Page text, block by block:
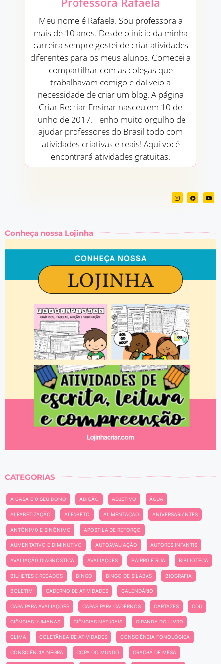
Meu nome é Rafaela. Sou professora a
mais de 10 anos. Desde o início da minha
carreira sempre gostei de criar atividades
diferentes para os meus alunos. Comecei a
compartilhar com as colegas que
trabalhavam comigo e daí veio a
necessidade de criar um blog. A página
Criar Recriar Ensinar nasceu em 10 de
junho de 2017. Tenho muito orgulho de
ajudar professores do Brasil todo com
atividades criativas e reais! Aqui você
encontrará atividades gratuitas.
Conheça nossa Lojinha
CATEGORIAS
A CASA E O SEU DONO ADIÇÃO ADJETIVO ÁGUA
ALFABETIZAÇÃO ALFABETO ALIMENTAÇÃO ANIVERSARIANTES
ANTÔNIMO E SINÔNIMO APOSTILA DE REFORÇO
AUMENTATIVO E DIMINUTIVO AUTOAVALIAÇÃO AUTORES INFANTIS
AVALIAÇÃO DIAGNÓSTICA AVALIAÇÕES BAIRRO E RUA BIBLIOTECA
BILHETES E RECADOS BINGO BINGO DE SÍLABAS BIOGRAFIA
BOLETIM CADERNO DE ATIVIDADES CALENDÁRIO
CAPA PARA AVALIAÇÕES CAPAS PARA CADERNOS CARTAZES CDU
CIÊNCIAS HUMANAS CIÊNCIAS NATURAIS CIRANDA DO LIVRO
CLIMA COLETÂNEA DE ATIVIDADES CONSCIÊNCIA FONOLÓGICA
CONSCIÊNCIA NEGRA COPA DO MUNDO CRACHÁ DE MESA